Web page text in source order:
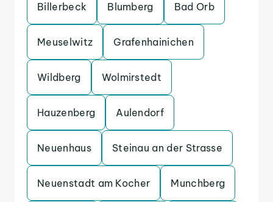
Billerbeck Blumberg Bad Orb
Meuselwitz Grafenhainichen
Wildberg Wolmirstedt
Hauzenberg Aulendorf
Neuenhaus Steinau an der Strasse
Neuenstadt am Kocher Munchberg